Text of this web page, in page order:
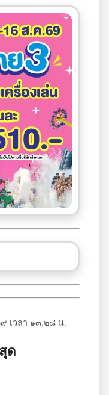
เวลา ๑๓:๒๘ น.
ด